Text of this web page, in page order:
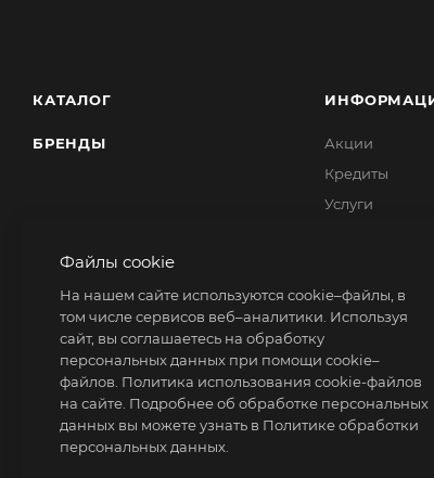
КАТАЛОГ
БРЕНДЫ
Акции
Кредиты
Услуги
Политика
Политика
Согласие на
Файлы cookie
На нашем сайте используются cookie–файлы, в
том числе сервисов веб–аналитики. Используя
сайт, вы соглашаетесь на обработку
персональных данных при помощи cookie–
файлов. Политика использования cookie-файлов
на сайте . Подробнее об обработке персональных
данных вы можете узнать в Политике обработки
персональных данных.